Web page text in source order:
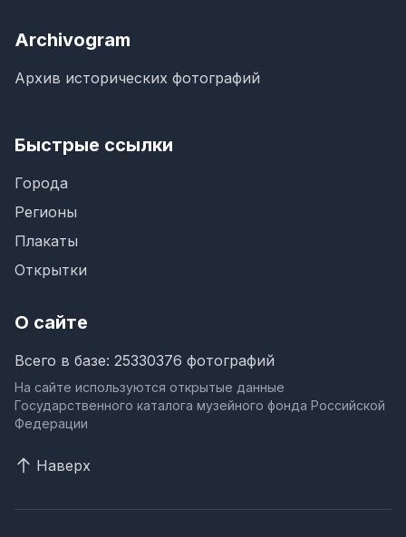
Archivogram
Архив исторических фотографий
Быстрые ссылки
Города
Регионы
Плакаты
Открытки
О сайте
Всего в базе: 25330376 фотографий
На сайте используются открытые данные
Государственного каталога музейного фонда Российской
Федерации
Наверх